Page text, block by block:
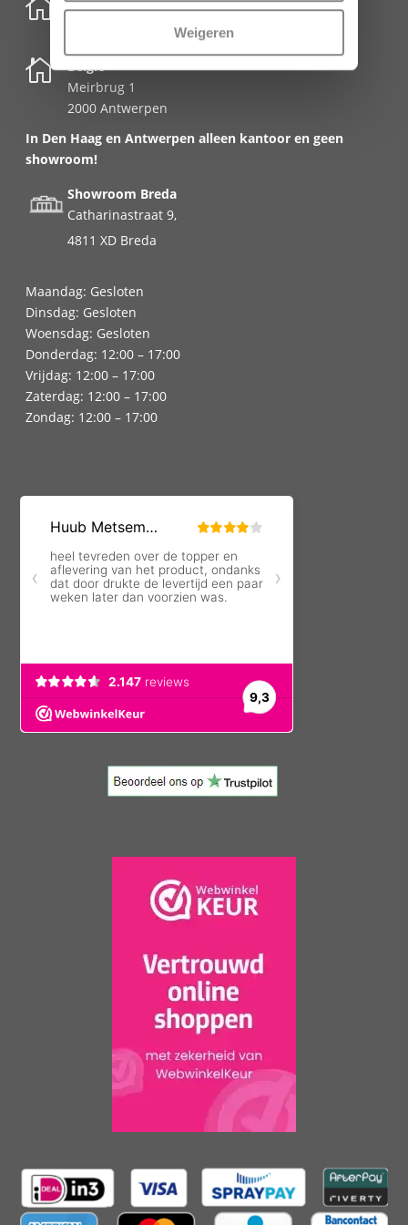
Weigeren

Nederland

België
Meirbrug 1
2000 Antwerpen
In Den Haag en Antwerpen alleen kantoor en geen
showroom!
Showroom Breda
Catharinastraat 9,
4811 XD Breda
Maandag: Gesloten
Dinsdag: Gesloten
Woensdag: Gesloten
Donderdag: 12:00 – 17:00
Vrijdag: 12:00 – 17:00
Zaterdag: 12:00 – 17:00
Zondag: 12:00 – 17:00